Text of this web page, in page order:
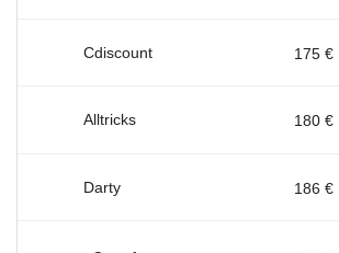
Cdiscount 175 €
Alltricks 180 €
Darty 186 €